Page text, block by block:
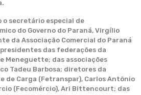
secretário especial de
do Governo do Paraná, Virgílio
da Associação Comercial do Paraná
presidentes das federações da
Meneguette; das associações
Tadeu Barbosa; diretores da
de Carga (Fetranspar), Carlos Antônio
(Fecomércio), Ari Bittencourt; das